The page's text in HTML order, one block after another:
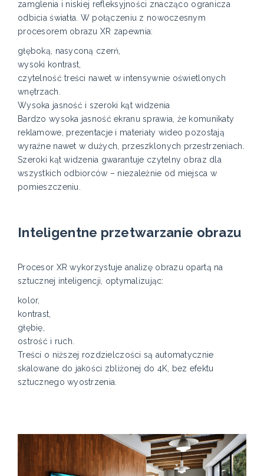
zamglenia i niskiej refleksyjności znacząco ogranicza
odbicia światła. W połączeniu z nowoczesnym
procesorem obrazu XR zapewnia:
głęboką, nasyconą czerń,
wysoki kontrast,
czytelność treści nawet w intensywnie oświetlonych
wnętrzach.
Wysoka jasność i szeroki kąt widzenia
Bardzo wysoka jasność ekranu sprawia, że komunikaty
reklamowe, prezentacje i materiały wideo pozostają
wyraźne nawet w dużych, przeszklonych przestrzeniach.
Szeroki kąt widzenia gwarantuje czytelny obraz dla
wszystkich odbiorców – niezależnie od miejsca w
pomieszczeniu.
Inteligentne przetwarzanie obrazu
Procesor XR wykorzystuje analizę obrazu opartą na
sztucznej inteligencji, optymalizując:
kolor,
kontrast,
głębię,
ostrość i ruch.
Treści o niższej rozdzielczości są automatycznie
skalowane do jakości zbliżonej do 4K, bez efektu
sztucznego wyostrzenia.